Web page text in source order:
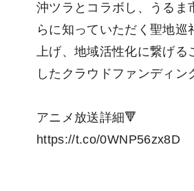
沖ツラとコラボし、うるま
らに知っていただく聖地巡
上げ、地域活性化に繋げる
したクラウドファンディン
アニメ放送詳細🔻
https://t.co/0WNP56zx8D